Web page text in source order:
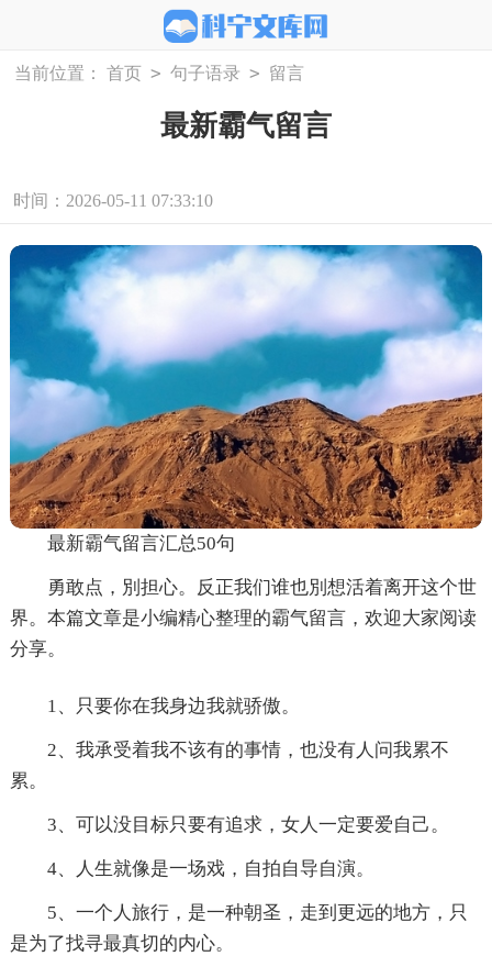
当前位置： 首页 > 句子语录 > 留言
最新霸气留言
时间：2026-05-11 07:33:10
最新霸气留言汇总50句
勇敢点，別担心。反正我们谁也別想活着离开这个世
界。本篇文章是小编精心整理的霸气留言，欢迎大家阅读
分享。
1、只要你在我身边我就骄傲。
2、我承受着我不该有的事情，也没有人问我累不
累。
3、可以没目标只要有追求，女人一定要爱自己。
4、人生就像是一场戏，自拍自导自演。
5、一个人旅行，是一种朝圣，走到更远的地方，只
是为了找寻最真切的内心。